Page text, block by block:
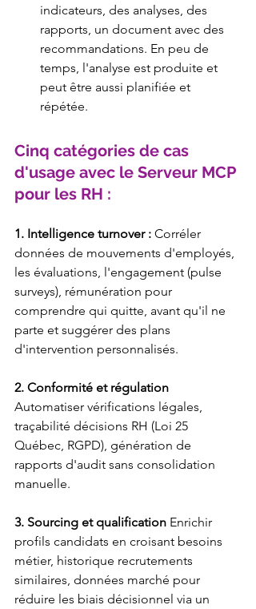
indicateurs, des analyses, des
rapports, un document avec des
recommandations. En peu de
temps, l'analyse est produite et
peut être aussi planifiée et
répétée.
Cinq catégories de cas
d'usage avec le Serveur MCP
pour les RH :
1. Intelligence turnover : Corréler
données de mouvements d'employés,
les évaluations, l'engagement (pulse
surveys), rémunération pour
comprendre qui quitte, avant qu'il ne
parte et suggérer des plans
d'intervention personnalisés.
2. Conformité et régulation
Automatiser vérifications légales,
traçabilité décisions RH (Loi 25
Québec, RGPD), génération de
rapports d'audit sans consolidation
manuelle.
3. Sourcing et qualification Enrichir
profils candidats en croisant besoins
métier, historique recrutements
similaires, données marché pour
réduire les biais décisionnel via un